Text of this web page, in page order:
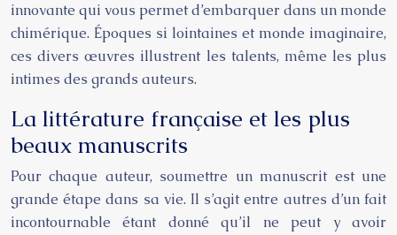
innovante qui vous permet d’embarquer dans un monde
chimérique. Époques si lointaines et monde imaginaire,
ces divers œuvres illustrent les talents, même les plus
intimes des grands auteurs.
La littérature française et les plus
beaux manuscrits
Pour chaque auteur, soumettre un manuscrit est une
grande étape dans sa vie. Il s’agit entre autres d’un fait
incontournable étant donné qu’il ne peut y avoir